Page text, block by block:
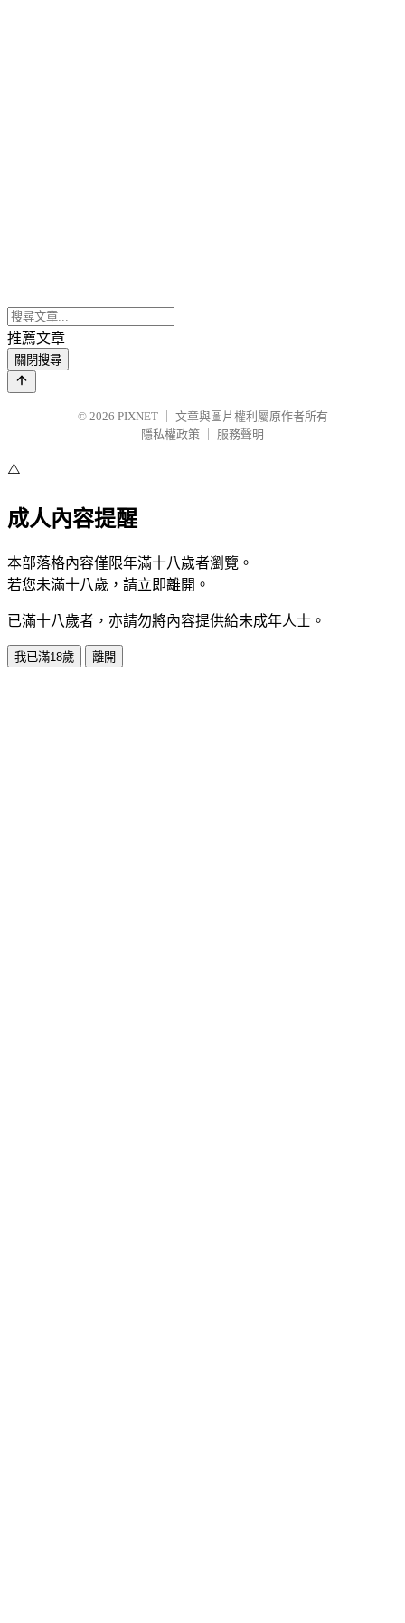
推薦文章
關閉搜尋
© 2026 PIXNET
文章與圖片權利屬原作者所有
隱私權政策
服務聲明
⚠️
成人內容提醒
本部落格內容僅限年滿十八歲者瀏覽。
若您未滿十八歲，請立即離開。
已滿十八歲者，亦請勿將內容提供給未成年人士。
我已滿18歲 離開